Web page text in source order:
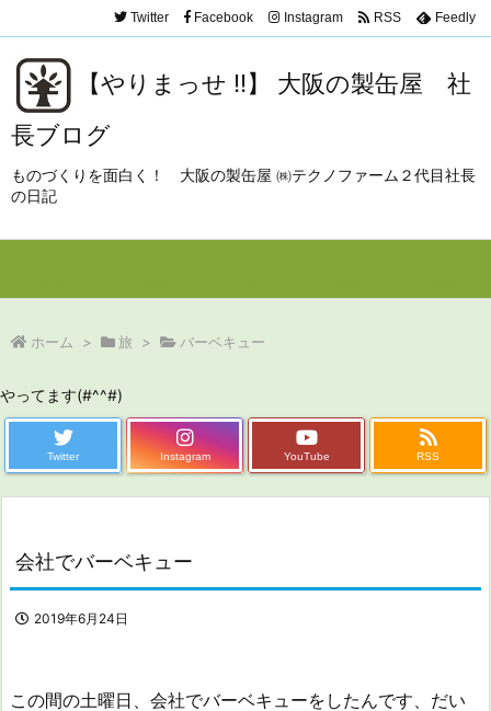
【やりまっせ !!】 大阪の製缶屋 社
長ブログ
ものづくりを面白く！ 大阪の製缶屋 ㈱テクノファーム２代目社長
の日記
Twitter Facebook Instagram RSS Feedly
ホーム > 旅 > バーベキュー
やってます(#^^#)
Twitter Instagram YouTube RSS
会社でバーベキュー
2019年6月24日
この間の土曜日、会社でバーベキューをしたんです、だい